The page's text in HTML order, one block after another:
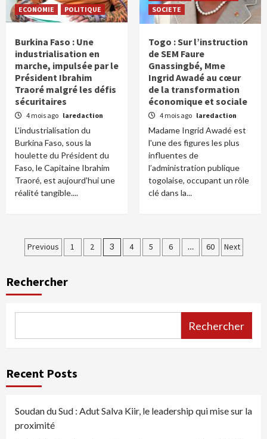
ECONOMIE POLITIQUE
Burkina Faso : Une
industrialisation en
marche, impulsée par le
Président Ibrahim
Traoré malgré les défis
sécuritaires
4 mois ago laredaction
L'industrialisation du
Burkina Faso, sous la
houlette du Président du
Faso, le Capitaine Ibrahim
Traoré, est aujourd'hui une
réalité tangible....
SOCIETE
Togo : Sur l’instruction
de SEM Faure
Gnassingbé, Mme
Ingrid Awadé au cœur
de la transformation
économique et sociale
4 mois ago laredaction
Madame Ingrid Awadé est
l'une des figures les plus
influentes de
l’administration publique
togolaise, occupant un rôle
clé dans la...
Pagination
des
publications
Previous 1 2 3 4 5 6 … 60 Next
Rechercher
Rechercher
Recent Posts
Soudan du Sud : Adut Salva Kiir, le leadership qui mise sur la
proximité